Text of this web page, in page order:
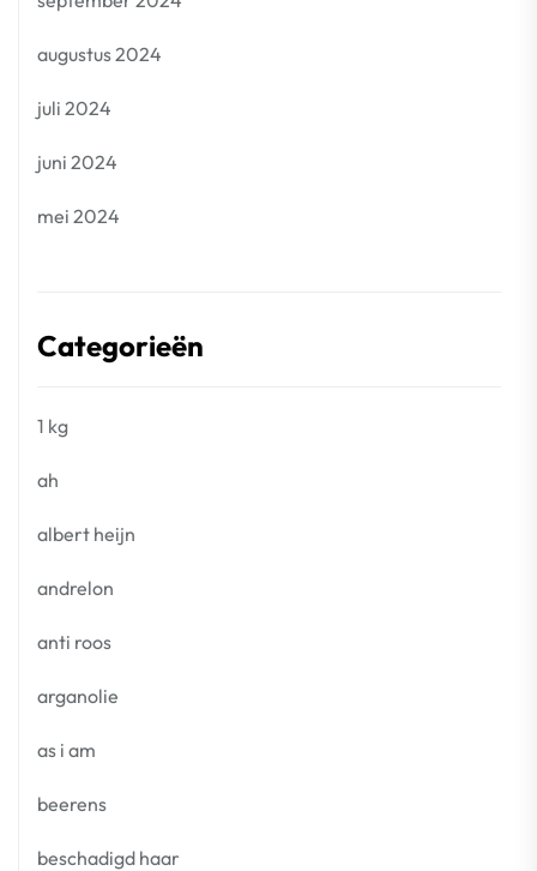
augustus 2024
juli 2024
juni 2024
mei 2024
Categorieën
1 kg
ah
albert heijn
andrelon
anti roos
arganolie
as i am
beerens
beschadigd haar